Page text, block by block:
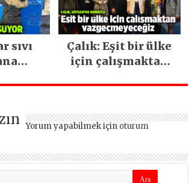
sıvı
Çalık: Eşit bir ülke
için çalışmaktan
Yorum yapabilmek için oturum